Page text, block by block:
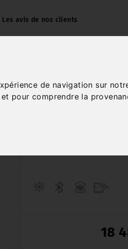
de navigation sur
pour comprendre la
Les avis de nos clients
BLUEHDI 130
18